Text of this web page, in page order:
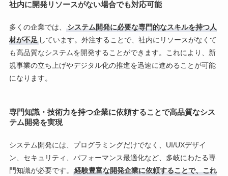
社内に開発リソースがない場合でも対応可能
多くの企業では、
システム開発に必要な専門的なスキルを持つ人
材が不足しています。外注することで、社内にリソースがなくて
も高品質なシステムを開発することができます。これにより、新
規事業の立ち上げやデジタル化の推進を迅速に進めることが可能
になります。
専門知識・技術力を持つ企業に依頼することで高品質なシス
テム開発を実現
システム開発には、プログラミングだけでなく、UI/UXデザイ
ン、セキュリティ、パフォーマンス最適化など、多岐にわたる専
門知識が必要です。
経験豊富な開発企業に依頼することで、これ